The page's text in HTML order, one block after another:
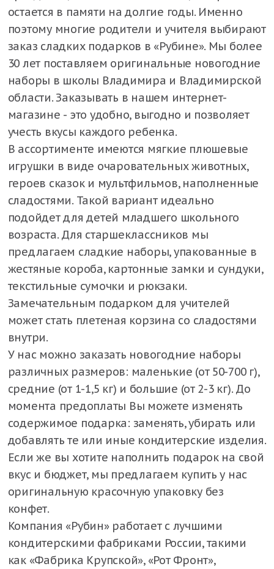
остается в памяти на долгие годы. Именно
поэтому многие родители и учителя выбирают
заказ сладких подарков в «Рубине». Мы более
30 лет поставляем оригинальные новогодние
наборы в школы Владимира и Владимирской
области. Заказывать в нашем интернет-
магазине - это удобно, выгодно и позволяет
учесть вкусы каждого ребенка.
В ассортименте имеются мягкие плюшевые
игрушки в виде очаровательных животных,
героев сказок и мультфильмов, наполненные
сладостями. Такой вариант идеально
подойдет для детей младшего школьного
возраста. Для старшеклассников мы
предлагаем сладкие наборы, упакованные в
жестяные короба, картонные замки и сундуки,
текстильные сумочки и рюкзаки.
Замечательным подарком для учителей
может стать плетеная корзина со сладостями
внутри.
У нас можно заказать новогодние наборы
различных размеров: маленькие (от 50-700 г),
средние (от 1-1,5 кг) и большие (от 2-3 кг). До
момента предоплаты Вы можете изменять
содержимое подарка: заменять, убирать или
добавлять те или иные кондитерские изделия.
Если же вы хотите наполнить подарок на свой
вкус и бюджет, мы предлагаем купить у нас
оригинальную красочную упаковку без
конфет.
Компания «Рубин» работает с лучшими
кондитерскими фабриками России, такими
как «Фабрика Крупской», «Рот Фронт»,